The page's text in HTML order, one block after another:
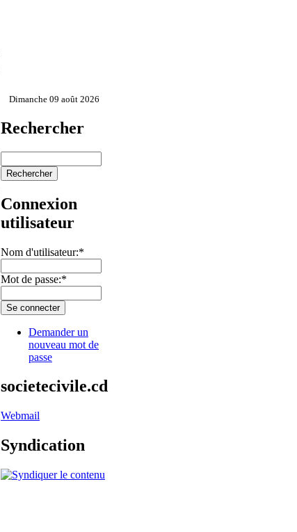
Dimanche 09 août 2026
Rechercher
Connexion
utilisateur
Nom d'utilisateur:*
Mot de passe:*
Demander un
nouveau mot de
passe
societecivile.cd
Webmail
Syndication